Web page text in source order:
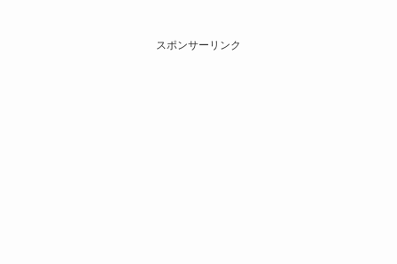
スポンサーリンク